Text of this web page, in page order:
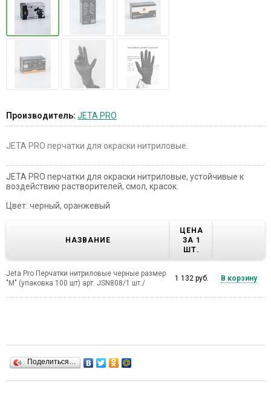
Производитель: JETA PRO
JETA PRO перчатки для окраски нитриловые.
JETA PRO перчатки для окраски нитриловые, устойчивые к
воздействию растворителей, смол, красок.
Цвет: черный, оранжевый
НАЗВАНИЕ
ЦЕНА
ЗА 1
ШТ.
Jeta Pro Перчатки нитриловые черные размер
"M" (упаковка 100 шт) арт. JSN808/1 шт./
1 132 руб. В корзину
Поделиться…